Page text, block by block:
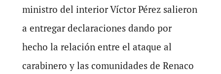
ministro del interior Víctor Pérez salieron
a entregar declaraciones dando por
hecho la relación entre el ataque al
carabinero y las comunidades de Renaco